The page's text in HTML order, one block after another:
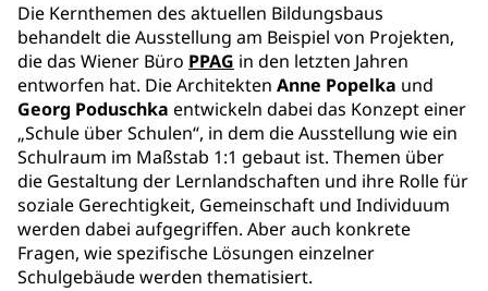
Die Kernthemen des aktuellen Bildungsbaus
behandelt die Ausstellung am Beispiel von Projekten,
die das Wiener Büro PPAG in den letzten Jahren
entworfen hat. Die Architekten Anne Popelka und
Georg Poduschka entwickeln dabei das Konzept einer
„Schule über Schulen“, in dem die Ausstellung wie ein
Schulraum im Maßstab 1:1 gebaut ist. Themen über
die Gestaltung der Lernlandschaften und ihre Rolle für
soziale Gerechtigkeit, Gemeinschaft und Individuum
werden dabei aufgegriffen. Aber auch konkrete
Fragen, wie spezifische Lösungen einzelner
Schulgebäude werden thematisiert.